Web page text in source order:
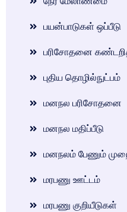
பயன்பாடுகள் ஒப்பீடு
பரிசோதனை
புதிய தொழில்நுட்பம்
மனநல பரிசோதனை
மனநல மதிப்பீடு
மனநலம் பேணும்
மரபணு ஊட்டம்
மரபணு குறியீடுகள்